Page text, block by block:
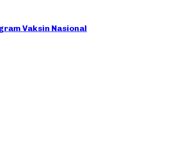
Vaksin Nasional